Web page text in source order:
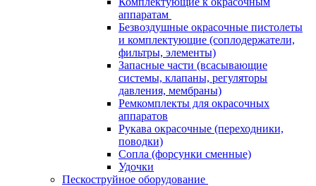
аппаратам
Безвоздушные окрасочные пистолеты
и комплектующие (соплодержатели,
фильтры, элементы)
Запасные части (всасывающие
системы, клапаны, регуляторы
давления, мембраны)
Ремкомплекты для окрасочных
аппаратов
Рукава окрасочные (переходники,
поводки)
Сопла (форсунки сменные)
Удочки
Пескоструйное оборудование